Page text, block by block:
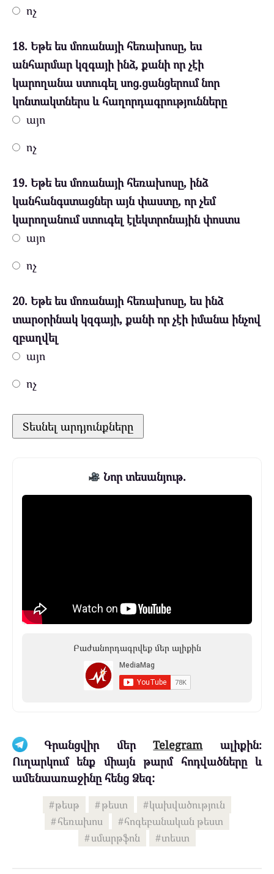
ոչ
18. Եթե ես մոռանայի հեռախոսը, ես
անհարմար կզգայի ինձ, քանի որ չէի
կարողանա ստուգել սոց.ցանցերում նոր
կոնտակտներս և հաղորդագրությունները
այո
ոչ
19. Եթե ես մոռանայի հեռախոսը, ինձ
կանհանգստացներ այն փաստը, որ չեմ
կարողանում ստուգել էլեկտրոնային փոստս
այո
ոչ
20. Եթե ես մոռանայի հեռախոսը, ես ինձ
տարօրինակ կզգայի, քանի որ չէի իմանա ինչով
զբաղվել
այո
ոչ
Նոր տեսանյութ.
Բաժանորդագրվեք մեր ալիքին
Գրանցվիր մերTelegramալիքին։
Ուղարկում ենք միայն թարմ հոդվածները և
ամենաառաջինը հենց Ձեզ:
թեսթ թեստ
կախվածություն
հեռախոս
հոգեբանական թեստ
սմարթֆոն
տեստ